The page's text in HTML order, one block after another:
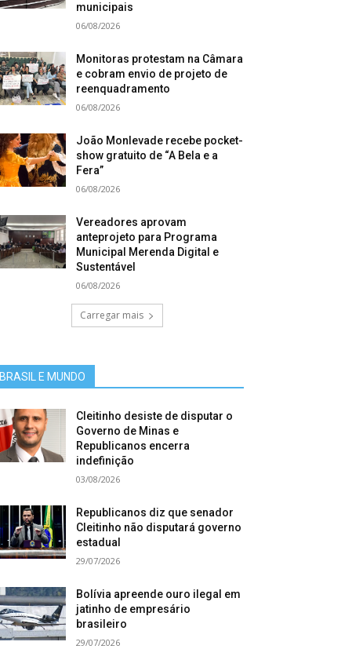
municipais
06/08/2026
Monitoras protestam na Câmara
e cobram envio de projeto de
reenquadramento
06/08/2026
João Monlevade recebe pocket-
show gratuito de “A Bela e a
Fera”
06/08/2026
Vereadores aprovam
anteprojeto para Programa
Municipal Merenda Digital e
Sustentável
06/08/2026
Carregar mais
BRASIL E MUNDO
Cleitinho desiste de disputar o
Governo de Minas e
Republicanos encerra
indefinição
03/08/2026
Republicanos diz que senador
Cleitinho não disputará governo
estadual
29/07/2026
Bolívia apreende ouro ilegal em
jatinho de empresário
brasileiro
29/07/2026